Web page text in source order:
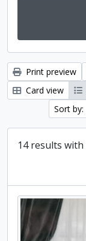
Print preview
Card view
Sort
14 results